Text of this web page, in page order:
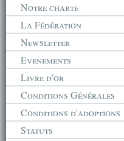
Notre charte
La Fédération
Newsletter
Evenements
Livre d'or
Conditions Générales
Conditions d'adoptions
Statuts